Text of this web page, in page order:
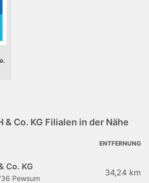
& Co. KG Filialen in der Nähe
ENTFERNUNG
Co. KG
Pewsum
34,24 km